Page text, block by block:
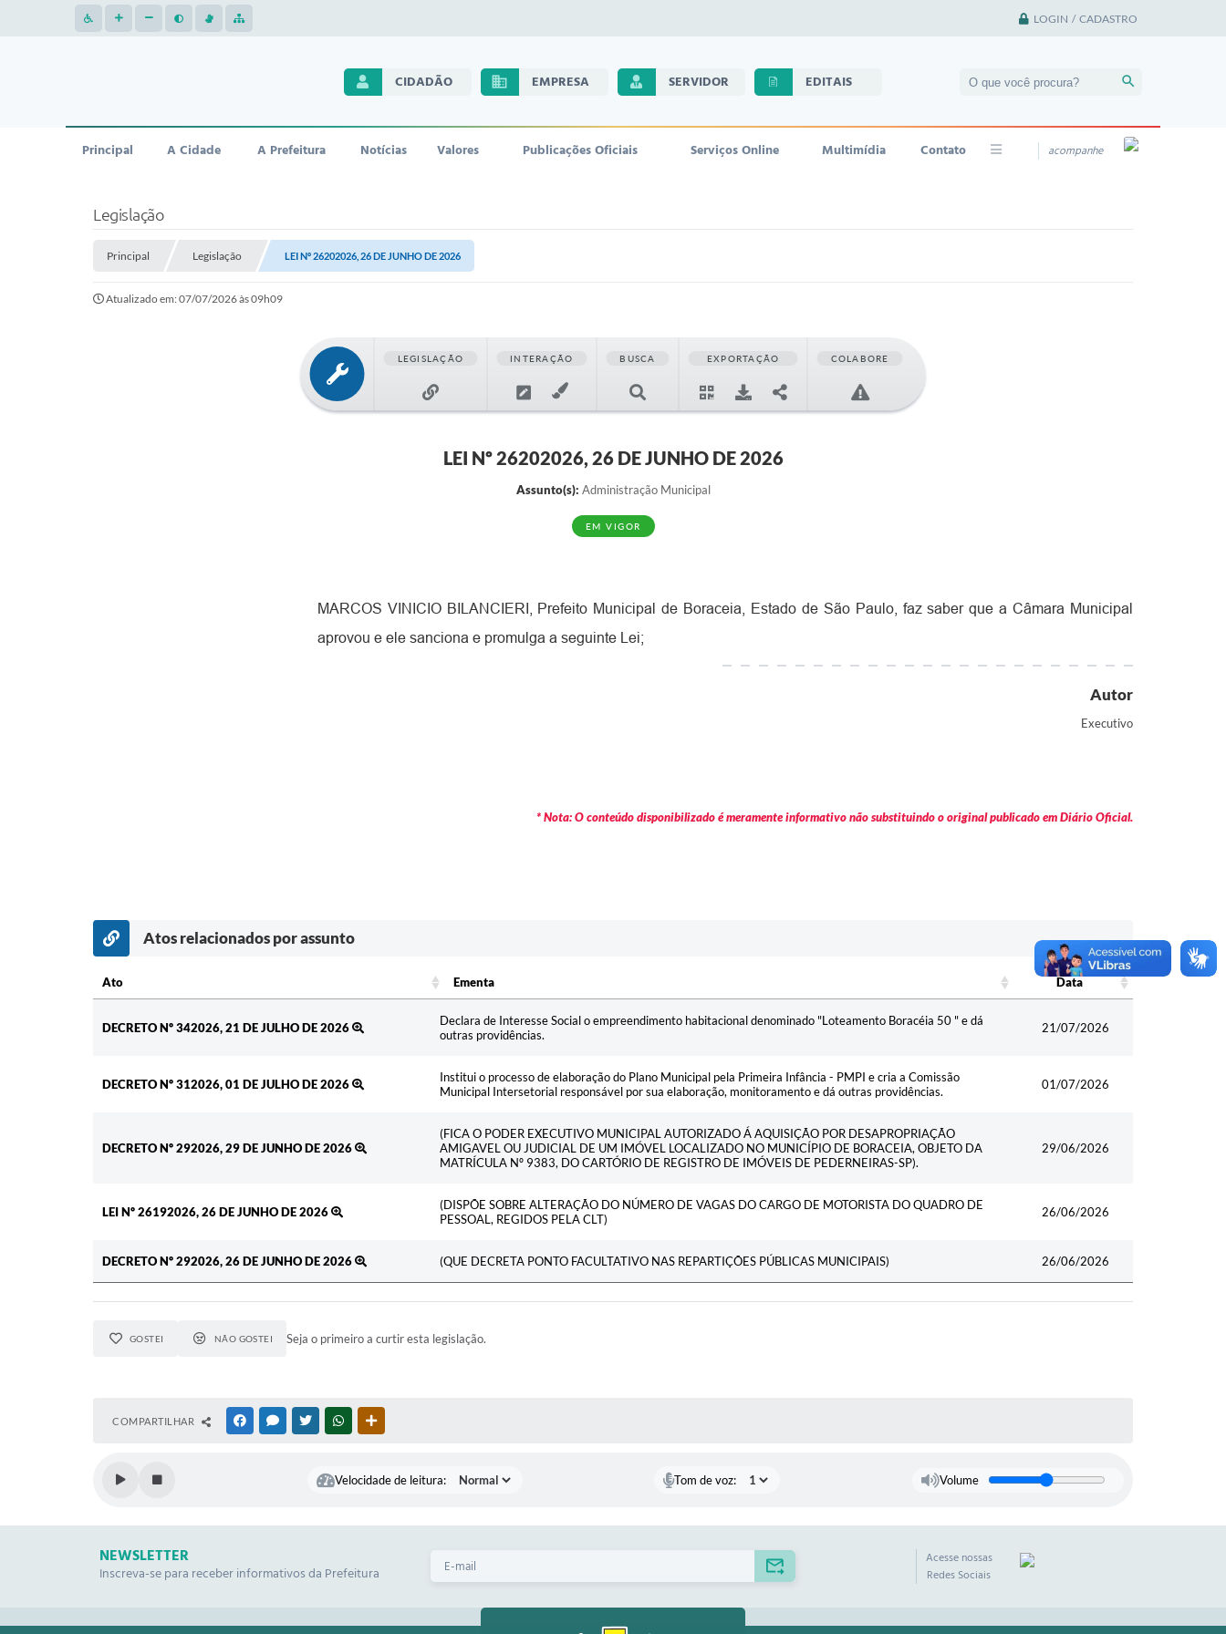
LOGIN / CADASTRO
CIDADÃO EMPRESA SERVIDOR EDITAIS
Principal A Cidade A Prefeitura Notícias Valores Publicações Oficiais Serviços Online Multimídia Contato acompanhe
Legislação
Principal Legislação LEI Nº 26202026, 26 DE JUNHO DE 2026
Atualizado em: 07/07/2026 às 09h09
LEGISLAÇÃO INTERAÇÃO BUSCA EXPORTAÇÃO COLABORE
LEI Nº 26202026, 26 DE JUNHO DE 2026
Assunto(s): Administração Municipal
EM VIGOR
MARCOS VINICIO BILANCIERI, Prefeito Municipal de Boraceia, Estado de São Paulo, faz saber que a Câmara Municipal
aprovou e ele sanciona e promulga a seguinte Lei;
Autor
Executivo
* Nota: O conteúdo disponibilizado é meramente informativo não substituindo o original publicado em Diário Oficial.
Atos relacionados por assunto
Ato Ementa
Data
DECRETO Nº 342026, 21 DE JULHO DE 2026
Declara de Interesse Social o empreendimento habitacional denominado "Loteamento Boracéia 50 " e dá
outras providências.
21/07/2026
DECRETO Nº 312026, 01 DE JULHO DE 2026
Institui o processo de elaboração do Plano Municipal pela Primeira Infância - PMPI e cria a Comissão
Municipal Intersetorial responsável por sua elaboração, monitoramento e dá outras providências.
01/07/2026
DECRETO Nº 292026, 29 DE JUNHO DE 2026
(FICA O PODER EXECUTIVO MUNICIPAL AUTORIZADO Á AQUISIÇÃO POR DESAPROPRIAÇÃO
AMIGAVEL OU JUDICIAL DE UM IMÓVEL LOCALIZADO NO MUNICÍPIO DE BORACEIA, OBJETO DA
MATRÍCULA Nº 9383, DO CARTÓRIO DE REGISTRO DE IMÓVEIS DE PEDERNEIRAS-SP).
29/06/2026
LEI Nº 26192026, 26 DE JUNHO DE 2026
(DISPÕE SOBRE ALTERAÇÃO DO NÚMERO DE VAGAS DO CARGO DE MOTORISTA DO QUADRO DE
PESSOAL, REGIDOS PELA CLT)
26/06/2026
DECRETO Nº 292026, 26 DE JUNHO DE 2026 (QUE DECRETA PONTO FACULTATIVO NAS REPARTIÇÕES PÚBLICAS MUNICIPAIS) 26/06/2026
GOSTEI NÃO GOSTEI Seja o primeiro a curtir esta legislação.
COMPARTILHAR FACEBOOKMESSENGER
TWITTERWHATSAPP
Velocidade de leitura: Tom de voz: Volume
NEWSLETTER
Inscreva-se para receber informativos da Prefeitura
Acesse nossas
Redes Sociais